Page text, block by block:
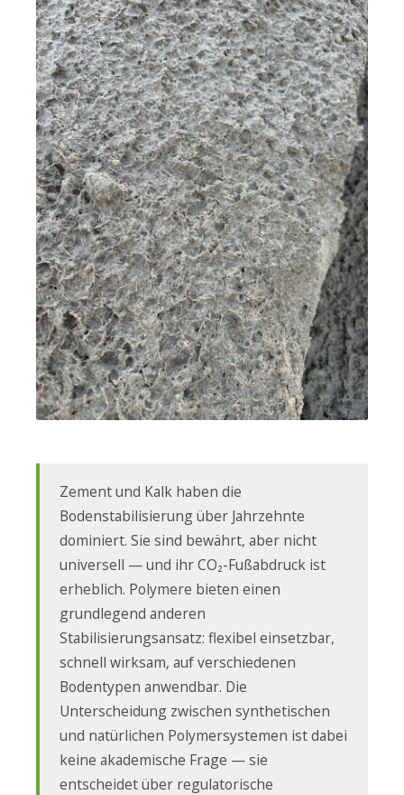
Zement und Kalk haben die
Bodenstabilisierung über Jahrzehnte
dominiert. Sie sind bewährt, aber nicht
universell — und ihr CO₂-Fußabdruck ist
erheblich. Polymere bieten einen
grundlegend anderen
Stabilisierungsansatz: flexibel einsetzbar,
schnell wirksam, auf verschiedenen
Bodentypen anwendbar. Die
Unterscheidung zwischen synthetischen
und natürlichen Polymersystemen ist dabei
keine akademische Frage — sie
entscheidet über regulatorische